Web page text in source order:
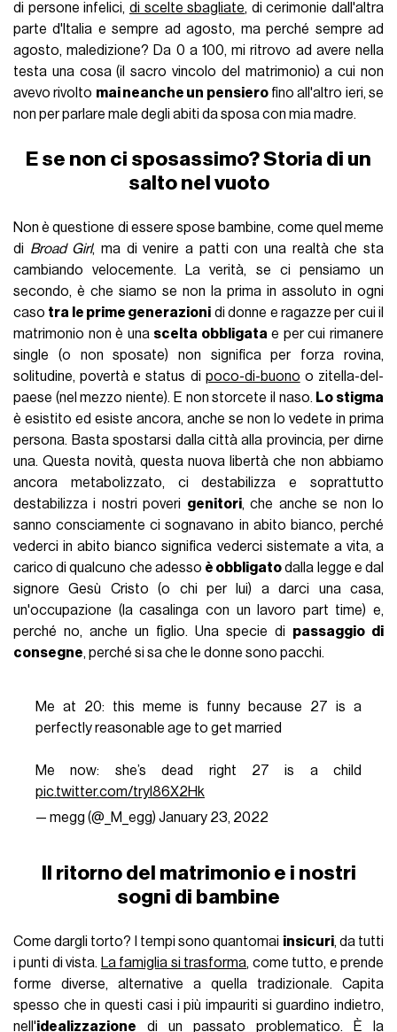
di persone infelici, di scelte sbagliate, di cerimonie dall'altra
parte d'Italia e sempre ad agosto, ma perché sempre ad
agosto, maledizione? Da 0 a 100, mi ritrovo ad avere nella
testa una cosa (il sacro vincolo del matrimonio) a cui non
avevo rivolto mai neanche un pensierofino all'altro ieri, se
non per parlare male degli abiti da sposa con mia madre.
E se non ci sposassimo? Storia di un
salto nel vuoto
Non è questione di essere spose bambine, come quel meme
di Broad Girl, ma di venire a patti con una realtà che sta
cambiando velocemente. La verità, se ci pensiamo un
secondo, è che siamo se non la prima in assoluto in ogni
caso tra le prime generazioni di donne e ragazze per cui il
matrimonio non è una scelta obbligata e per cui rimanere
single (o non sposate) non significa per forza rovina,
solitudine, povertà e status di poco-di-buono o zitella-del-
paese (nel mezzo niente). E non storcete il naso. Lo stigma
è esistito ed esiste ancora, anche se non lo vedete in prima
persona. Basta spostarsi dalla città alla provincia, per dirne
una. Questa novità, questa nuova libertà che non abbiamo
ancora metabolizzato, ci destabilizza e soprattutto
destabilizza i nostri poveri genitori, che anche se non lo
sanno consciamente ci sognavano in abito bianco, perché
vederci in abito bianco significa vederci sistemate a vita, a
carico di qualcuno che adesso è obbligatodalla legge e dal
signore Gesù Cristo (o chi per lui) a darci una casa,
un'occupazione (la casalinga con un lavoro part time) e,
perché no, anche un figlio. Una specie di passaggio di
consegne, perché si sa che le donne sono pacchi.
Me at 20: this meme is funny because 27 is a
perfectly reasonable age to get married
Me now: she’s dead right 27 is a child
pic.twitter.com/tryl86X2Hk
— megg (@_M_egg) January 23, 2022
Il ritorno del matrimonio e i nostri
sogni di bambine
Come dargli torto? I tempi sono quantomai insicuri, da tutti
i punti di vista. La famiglia si trasforma, come tutto, e prende
forme diverse, alternative a quella tradizionale. Capita
spesso che in questi casi i più impauriti si guardino indietro,
nell'idealizzazione di un passato problematico. È la